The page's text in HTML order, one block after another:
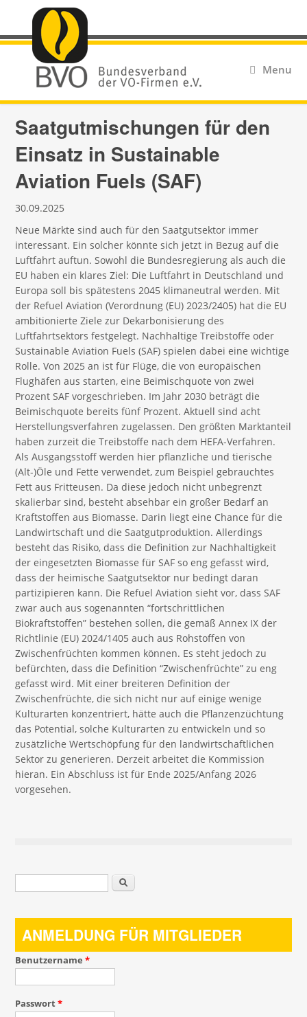
Menu
Saatgutmischungen für den
Einsatz in Sustainable
Aviation Fuels (SAF)
30.09.2025
Neue Märkte sind auch für den Saatgutsektor immer
interessant. Ein solcher könnte sich jetzt in Bezug auf die
Luftfahrt auftun. Sowohl die Bundesregierung als auch die
EU haben ein klares Ziel: Die Luftfahrt in Deutschland und
Europa soll bis spätestens 2045 klimaneutral werden. Mit
der Refuel Aviation (Verordnung (EU) 2023/2405) hat die EU
ambitionierte Ziele zur Dekarbonisierung des
Luftfahrtsektors festgelegt. Nachhaltige Treibstoffe oder
Sustainable Aviation Fuels (SAF) spielen dabei eine wichtige
Rolle. Von 2025 an ist für Flüge, die von europäischen
Flughäfen aus starten, eine Beimischquote von zwei
Prozent SAF vorgeschrieben. Im Jahr 2030 beträgt die
Beimischquote bereits fünf Prozent. Aktuell sind acht
Herstellungsverfahren zugelassen. Den größten Marktanteil
haben zurzeit die Treibstoffe nach dem HEFA-Verfahren.
Als Ausgangsstoff werden hier pflanzliche und tierische
(Alt-)Öle und Fette verwendet, zum Beispiel gebrauchtes
Fett aus Fritteusen. Da diese jedoch nicht unbegrenzt
skalierbar sind, besteht absehbar ein großer Bedarf an
Kraftstoffen aus Biomasse. Darin liegt eine Chance für die
Landwirtschaft und die Saatgutproduktion. Allerdings
besteht das Risiko, dass die Definition zur Nachhaltigkeit
der eingesetzten Biomasse für SAF so eng gefasst wird,
dass der heimische Saatgutsektor nur bedingt daran
partizipieren kann. Die Refuel Aviation sieht vor, dass SAF
zwar auch aus sogenannten “fortschrittlichen
Biokraftstoffen” bestehen sollen, die gemäß Annex IX der
Richtlinie (EU) 2024/1405 auch aus Rohstoffen von
Zwischenfrüchten kommen können. Es steht jedoch zu
befürchten, dass die Definition “Zwischenfrüchte” zu eng
gefasst wird. Mit einer breiteren Definition der
Zwischenfrüchte, die sich nicht nur auf einige wenige
Kulturarten konzentriert, hätte auch die Pflanzenzüchtung
das Potential, solche Kulturarten zu entwickeln und so
zusätzliche Wertschöpfung für den landwirtschaftlichen
Sektor zu generieren. Derzeit arbeitet die Kommission
hieran. Ein Abschluss ist für Ende 2025/Anfang 2026
vorgesehen.
Suchformular Suche
ANMELDUNG FÜR MITGLIEDER
Benutzername*
Passwort*